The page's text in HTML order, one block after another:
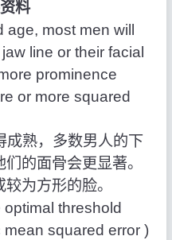
料
most men will
line or their facial
prominence
or more squared
熟，多数男人的下
的面骨会更显著。
为方形的脸。
threshold
squared error )